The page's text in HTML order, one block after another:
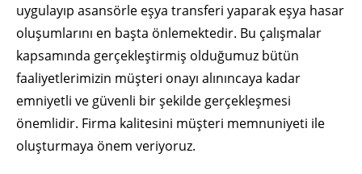
uygulayıp asansörle eşya transferi yaparak eşya hasar
oluşumlarını en başta önlemektedir. Bu çalışmalar
kapsamında gerçekleştirmiş olduğumuz bütün
faaliyetlerimizin müşteri onayı alınıncaya kadar
emniyetli ve güvenli bir şekilde gerçekleşmesi
önemlidir. Firma kalitesini müşteri memnuniyeti ile
oluşturmaya önem veriyoruz.